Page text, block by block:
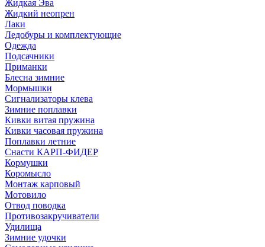
Жидкая Эва
Жидкий неопрен
Лаки
Ледобуры и комплектующие
Одежда
Подсачники
Приманки
Блесна зимние
Мормышки
Сигнализаторы клева
Зимние поплавки
Кивки витая пружина
Кивки часовая пружина
Поплавки летние
Снасти КАРП-ФИДЕР
Кормушки
Коромысло
Монтаж карповый
Мотовило
Отвод поводка
Противозакручиватели
Удилища
Зимние удочки